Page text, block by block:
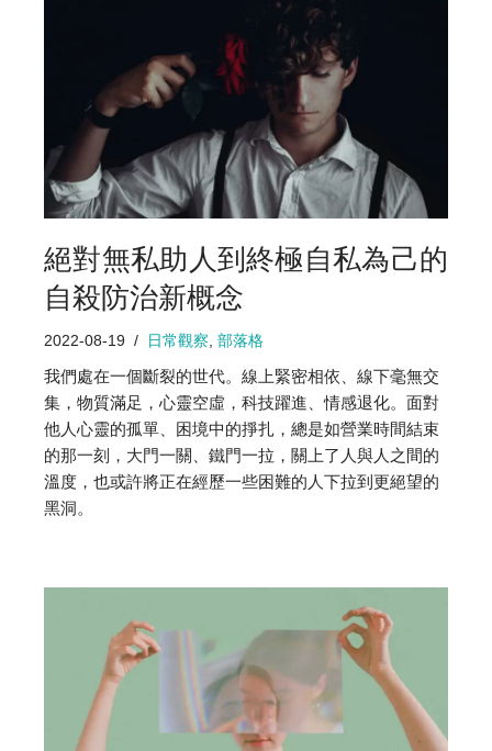
絕對無私助人到終極自私為己的
自殺防治新概念
2022-08-19 日常觀察, 部落格
我們處在一個斷裂的世代。線上緊密相依、線下毫無交
集，物質滿足，心靈空虛，科技躍進、情感退化。面對
他人心靈的孤單、困境中的掙扎，總是如營業時間結束
的那一刻，大門一關、鐵門一拉，關上了人與人之間的
溫度，也或許將正在經歷一些困難的人下拉到更絕望的
黑洞。